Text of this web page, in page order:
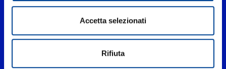
Accetta selezionati
Rifiuta